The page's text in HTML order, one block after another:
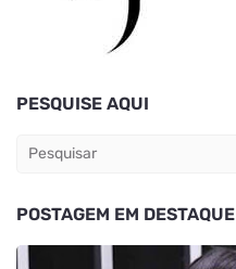
PESQUISE AQUI
POSTAGEM EM DESTAQUE